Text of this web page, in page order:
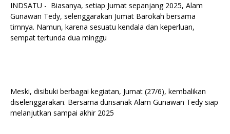
INDSATU - Biasanya, setiap Jumat sepanjang 2025, Alam
Gunawan Tedy, selenggarakan Jumat Barokah bersama
timnya. Namun, karena sesuatu kendala dan keperluan,
sempat tertunda dua minggu
Meski, disibuki berbagai kegiatan, Jumat (27/6), kembalikan
diselenggarakan. Bersama dunsanak Alam Gunawan Tedy siap
melanjutkan sampai akhir 2025